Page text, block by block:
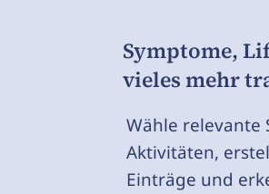
Symptome,
vieles mehr
Wähle relevante
Aktivitäten,
Einträge und